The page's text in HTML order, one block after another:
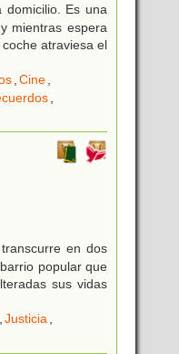
Es una
mientras espera
atraviesa el
Cine
en dos
popular que
sus vidas
Justicia